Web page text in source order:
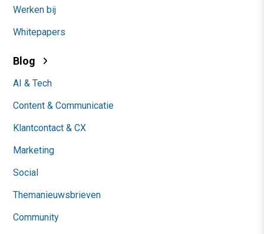
Werken bij
Whitepapers
Blog
AI & Tech
Content & Communicatie
Klantcontact & CX
Marketing
Social
Themanieuwsbrieven
Community